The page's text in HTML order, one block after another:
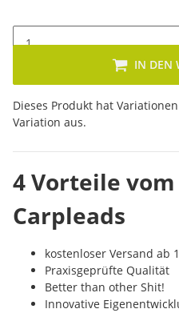
IN DEN
x
Dieses Produkt hat
Variation aus.
4 Vorteile
Carpleads
kostenloser Versand ab
Praxisgeprüfte Qualität
Better than other Shit!
Innovative